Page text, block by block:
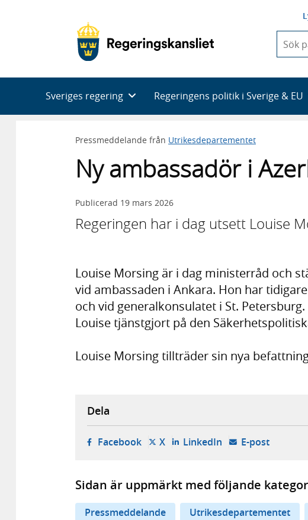
du
skriva
en
Sveriges regering Regeringens politik i Sverige & EU
Pressmeddelande från Utrikesdepartementet
Ny ambassadör i
Publicerad 19 mars 2026
Regeringen har i dag utsett Louise
Louise Morsing är i dag ministerråd och
vid ambassaden i Ankara. Hon har
och vid generalkonsulatet i St.
Louise tjänstgjort på den
Louise Morsing tillträder sin nya
Dela
Facebook- öppnas i ny flik, extern webbplats,
X- öppnas i ny flik, extern
LinkedIn- öppnas i ny flik,
E-post-
Sidan är uppmärkt med följande
Pressmeddelande Utrikesdepartementet